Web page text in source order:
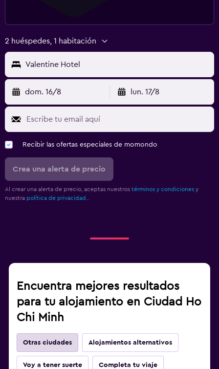
2 huéspedes, 1 habitación
Valentine Hotel
dom. 16/8 lun. 17/8
Recibir las ofertas especiales de momondo
Crea una alerta de precio
Al crear una alerta de precio, aceptas nuestros términos y condiciones y
nuestra política de privacidad.
Encuentra mejores resultados
para tu alojamiento en Ciudad Ho
Chi Minh
Otras ciudades Alojamientos alternativos
Voy a tener suerte Completa tu viaje